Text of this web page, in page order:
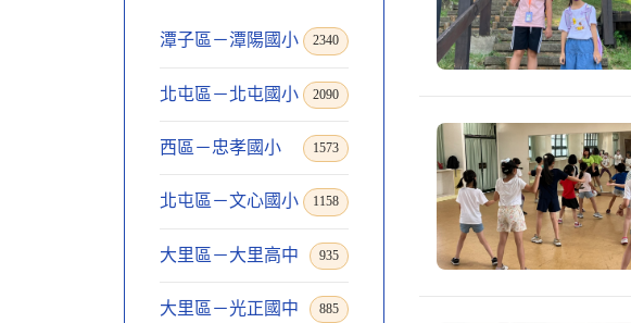
潭子區－潭陽國小 2340
北屯區－北屯國小 2090
西區－忠孝國小 1573
北屯區－文心國小 1158
大里區－大里高中 935
大里區－光正國中 885